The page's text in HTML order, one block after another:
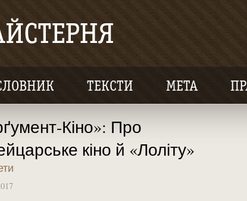
ТЕКСТИ МЕТА
Кіно»: Про
кіно й «Лоліту»